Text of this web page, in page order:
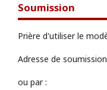
Soumission
Prière d'utiliser le
Adresse de
ou par :